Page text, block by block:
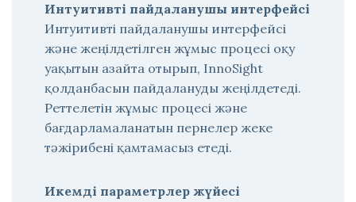
Интуитивті пайдаланушы интерфейсі
Интуитивті пайдаланушы интерфейсі
және жеңілдетілген жұмыс процесі оқу
уақытын азайта отырып, InnoSight
қолданбасын пайдалануды жеңілдетеді.
Реттелетін жұмыс процесі және
бағдарламаланатын пернелер жеке
тәжірибені қамтамасыз етеді.
Икемді параметрлер жүйесі